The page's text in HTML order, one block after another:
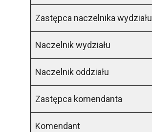
Zastępca naczelnika wydziału
Naczelnik wydziału
Naczelnik oddziału
Zastępca komendanta
Komendant